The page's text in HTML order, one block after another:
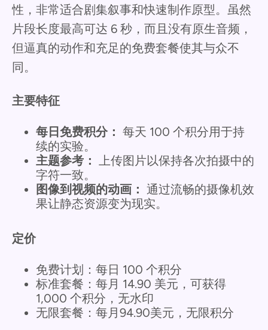
性，非常适合剧集叙事和快速制作原型。虽然
片段长度最高可达 6 秒，而且没有原生音频，
但逼真的动作和充足的免费套餐使其与众不
同。
主要特征
每日免费积分： 每天 100 个积分用于持
续的实验。
主题参考：
上传图片以保持各次拍摄中的
字符一致。
图像到视频的动画： 通过流畅的摄像机效
果让静态资源变为现实。
定价
免费计划：每日 100 个积分
标准套餐：每月 14.90 美元，可获得
1,000 个积分，无水印
无限套餐：每月94.90美元，无限积分